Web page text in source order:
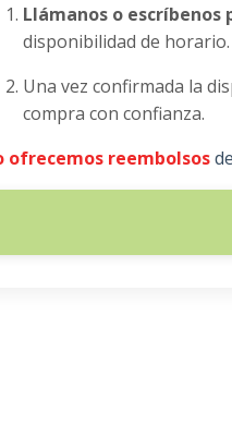
Llámanos o escríbenos
disponibilidad de horario.
Una vez confirmada la
compra con confianza.
ofrecemos reembolsos